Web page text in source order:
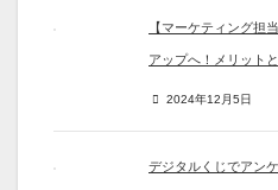
【マーケティング担
アップへ！メリット
2024年12月5日
デジタルくじでアン